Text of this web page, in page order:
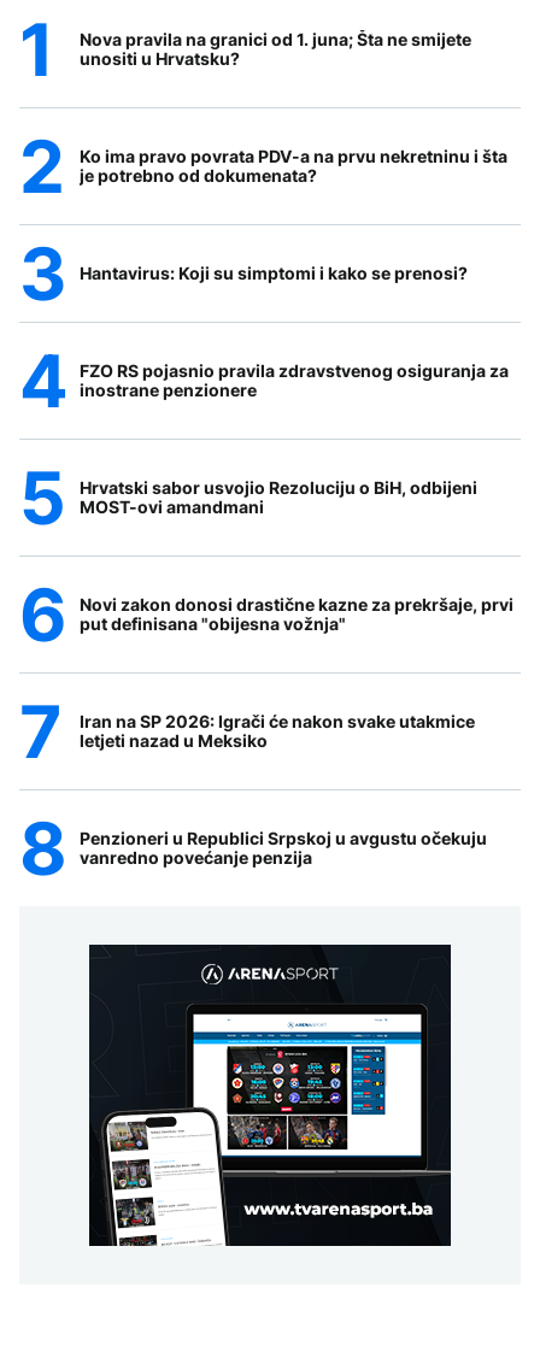
Nova pravila na granici od 1. juna; Šta ne smijete
unositi u Hrvatsku?
Ko ima pravo povrata PDV-a na prvu nekretninu i šta
je potrebno od dokumenata?
Hantavirus: Koji su simptomi i kako se prenosi?
FZO RS pojasnio pravila zdravstvenog osiguranja za
inostrane penzionere
Hrvatski sabor usvojio Rezoluciju o BiH, odbijeni
MOST-ovi amandmani
Novi zakon donosi drastične kazne za prekršaje, prvi
put definisana "obijesna vožnja"
Iran na SP 2026: Igrači će nakon svake utakmice
letjeti nazad u Meksiko
Penzioneri u Republici Srpskoj u avgustu očekuju
vanredno povećanje penzija